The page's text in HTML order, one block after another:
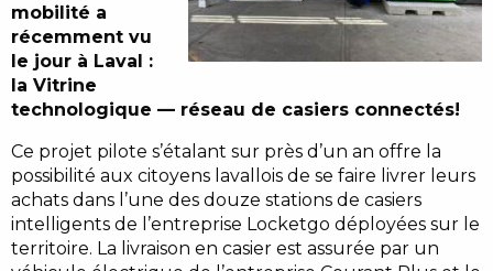
mobilité a
récemment vu
le jour à Laval :
la Vitrine
technologique — réseau de casiers connectés!
Ce projet pilote s’étalant sur près d’un an offre la
possibilité aux citoyens lavallois de se faire livrer leurs
achats dans l’une des douze stations de casiers
intelligents de l’entreprise Locketgo déployées sur le
territoire. La livraison en casier est assurée par un